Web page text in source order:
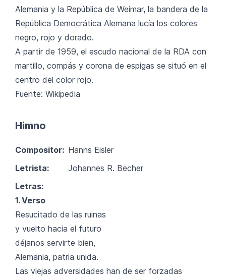
Alemania y la República de Weimar, la bandera de la
República Democrática Alemana lucía los colores
negro, rojo y dorado.
A partir de 1959, el escudo nacional de la RDA con
martillo, compás y corona de espigas se situó en el
centro del color rojo.
Fuente: Wikipedia
Himno
Compositor: Hanns Eisler
Letrista:
Johannes R. Becher
Letras:
1. Verso
Resucitado de las ruinas
y vuelto hacia el futuro
déjanos servirte bien,
Alemania, patria unida.
Las viejas adversidades han de ser forzadas